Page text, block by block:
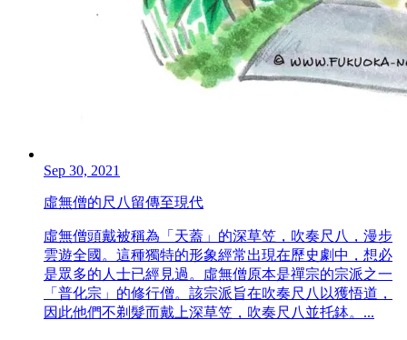
Sep 30, 2021
虛無僧的尺八留傳至現代
虛無僧頭戴被稱為「天蓋」的深草笠，吹奏尺八，漫步
雲遊全國。這種獨特的形象經常出現在歷史劇中，想必
是眾多的人士已經見過。虛無僧原本是禪宗的宗派之一
「普化宗」的修行僧。該宗派旨在吹奏尺八以獲悟道，
因此他們不剃髮而戴上深草笠，吹奏尺八並托鉢。...